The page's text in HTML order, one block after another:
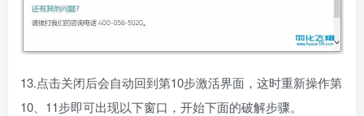
13.点击关闭后会自动回到第10步激活界面，这时重新操作第
10、11步即可出现以下窗口，开始下面的破解步骤。